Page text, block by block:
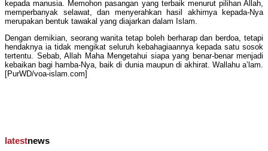
kepada manusia. Memohon pasangan yang terbaik menurut pilihan Allah,
memperbanyak selawat, dan menyerahkan hasil akhirnya kepada-Nya
merupakan bentuk tawakal yang diajarkan dalam Islam.
Dengan demikian, seorang wanita tetap boleh berharap dan berdoa, tetapi
hendaknya ia tidak mengikat seluruh kebahagiaannya kepada satu sosok
tertentu. Sebab, Allah Maha Mengetahui siapa yang benar-benar menjadi
kebaikan bagi hamba-Nya, baik di dunia maupun di akhirat. Wallahu a’lam.
[PurWD/voa-islam.com]
latestnews